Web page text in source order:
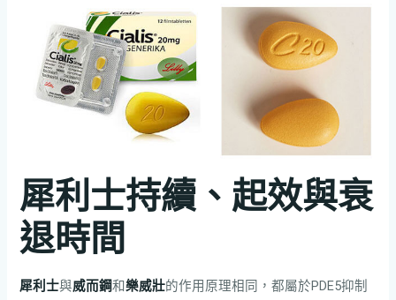
犀利士持續、起效與衰
退時間
犀利士與威而鋼和樂威壯的作用原理相同，都屬於PDE5抑制